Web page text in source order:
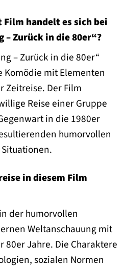
Film handelt es sich bei
Zurück in die 80er“?
– Zurück in die 80er“
Komödie mit Elementen
Zeitreise. Der Film
Reise einer Gruppe
in die 1980er
humorvollen
in diesem Film
der humorvollen
Weltanschauung mit
80er Jahre. Die Charaktere
sozialen Normen